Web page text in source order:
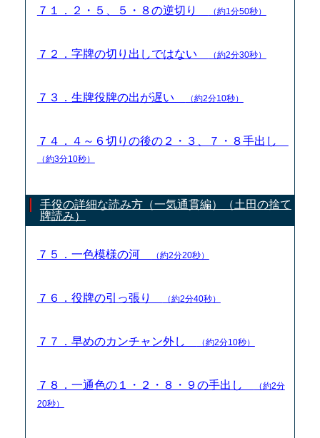
７１．２・５、５・８の逆切り （約1分50秒）
７２．字牌の切り出しではない （約2分30秒）
７３．生牌役牌の出が遅い （約2分10秒）
７４．４～６切りの後の２・３、７・８手出し
（約3分10秒）
手役の詳細な読み方（一気通貫編）（土田の捨て
牌読み）
７５．一色模様の河 （約2分20秒）
７６．役牌の引っ張り （約2分40秒）
７７．早めのカンチャン外し （約2分10秒）
７８．一通色の１・２・８・９の手出し
（約2分
20秒）